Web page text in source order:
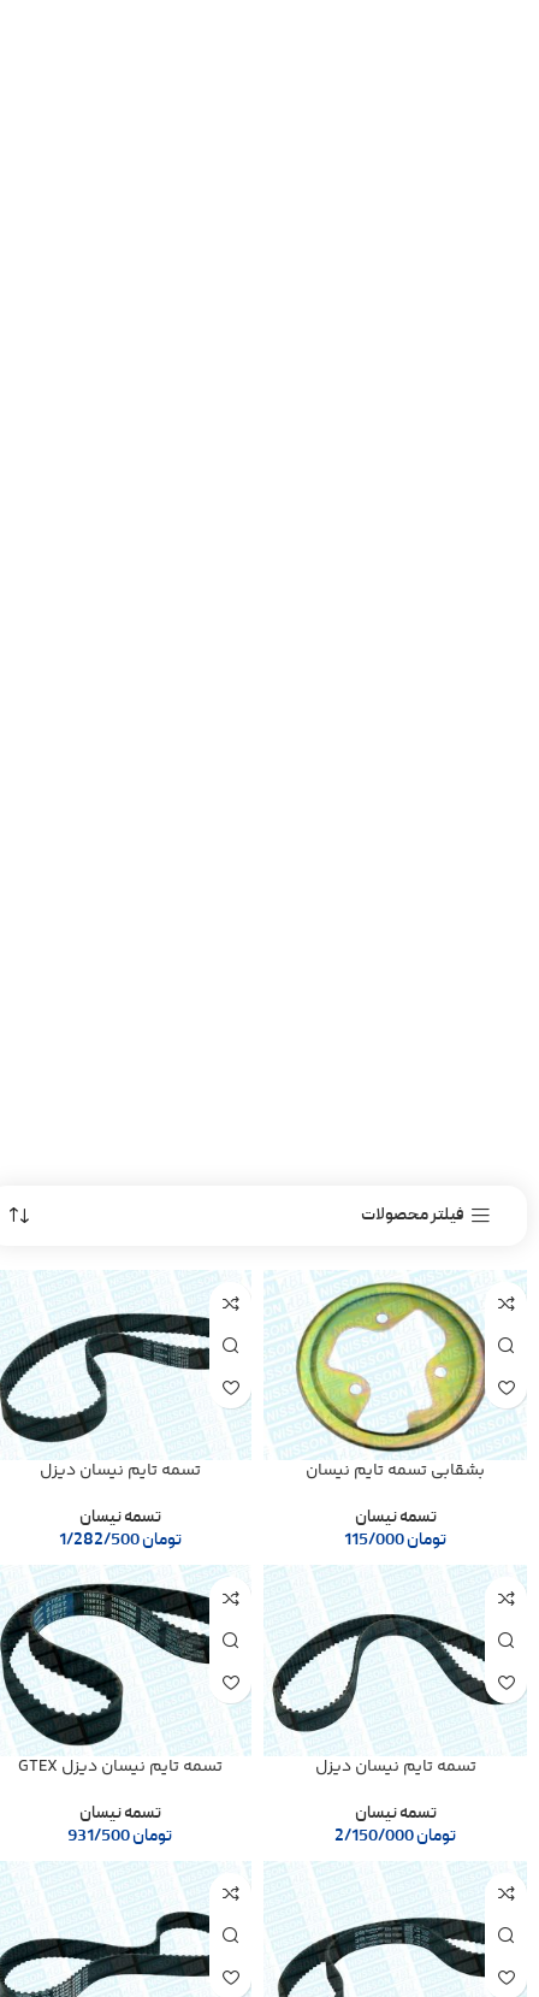
فیلتر محصولات
بشقابی تسمه تایم نیسان
تسمه نیسان
تومان
تسمه تایم نیسان دیزل
تسمه نیسان
تومان1/282/500
تسمه تایم نیسان دیزل
تسمه نیسان
تومان
تسمه تایم نیسان دیزل GTEX
تسمه نیسان
تومان